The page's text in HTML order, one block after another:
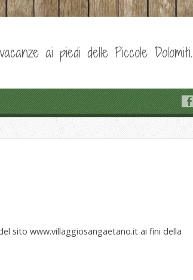
ai piedi delle Piccole Dolomiti.
sito www.villaggiosangaetano.it ai fini della